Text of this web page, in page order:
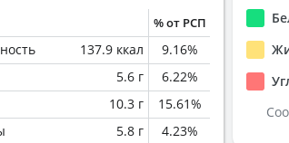
% от РСП
137.9 ккал 9.16%
5.6 г 6.22%
10.3 г 15.61%
5.8 г 4.23%